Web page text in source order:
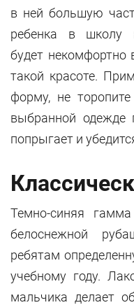
в ней большую
ребенка в школу
будет некомфортно
такой красоте.
форму, не
выбранной одежде
попрыгает и
Темно-синяя
белоснежной
ребятам
учебному году.
мальчика делает